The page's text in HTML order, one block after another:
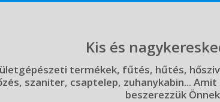
Kis és
termékek, fűtés, hűtés,
szaniter, csaptelep, zuhanykabin...
beszerezzük